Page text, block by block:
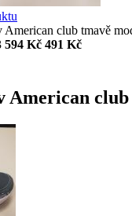
American club tmavě
594 Kč 491 Kč
American club